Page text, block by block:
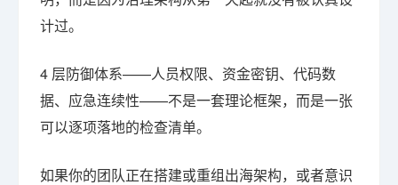
计过。
4 层防御体系——人员权限、资金密钥、代码数
据、应急连续性——不是一套理论框架，而是一张
可以逐项落地的检查清单。
如果你的团队正在搭建或重组出海架构，或者意识